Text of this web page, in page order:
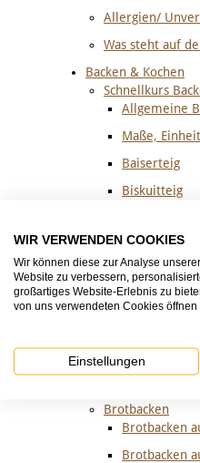
Allergien/
Was steht auf
Backen & Kochen
Schnellkurs
Allgemeine
Maße,
Baiserteig
Biskuitteig
Hefeteig
Mürbeteig
Quark-Öl-Teig
Brotbacken
Brotbacken
Brotbacken
WIR VERWENDEN COOKIES
Wir können diese zur Analyse
Website zu verbessern,
großartiges Website-Erlebnis zu
von uns verwendeten Cookies öffnen
Einstellungen